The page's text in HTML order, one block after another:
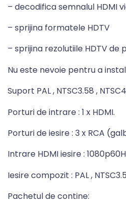
– decodifica semnalul HDMI
– sprijina formatele HDTV
– sprijina rezolutiile HDTV de
Nu este nevoie pentru a
Suport PAL , NTSC3.58 ,
Porturi de intrare : 1 x HDMI.
Porturi de iesire : 3 x RCA
Intrare HDMI iesire :
Iesire compozit : PAL ,
Pachetul de contine: